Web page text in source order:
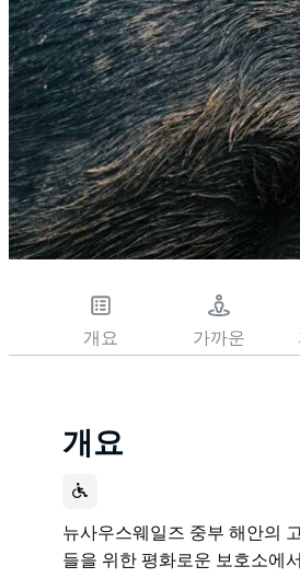
개요 가까운
개요
뉴사우스웨일즈 중부 해안의
들을 위한 평화로운 보호소에